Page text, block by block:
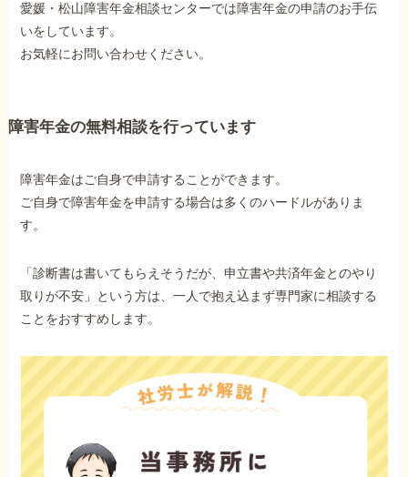
愛媛・松山障害年金相談センターでは障害年金の申請のお手伝
いをしています。
お気軽にお問い合わせください。
障害年金の無料相談を行っています
障害年金はご自身で申請することができます。
ご自身で障害年金を申請する場合は多くのハードルがありま
す。
「診断書は書いてもらえそうだが、申立書や共済年金とのやり
取りが不安」という方は、一人で抱え込まず専門家に相談する
ことをおすすめします。